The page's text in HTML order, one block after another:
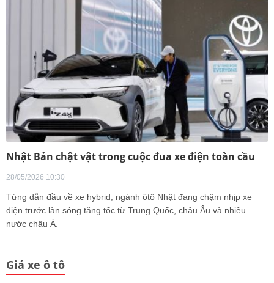
Nhật Bản chật vật trong cuộc đua xe điện toàn cầu
28/05/2026 10:30
Từng dẫn đầu về xe hybrid, ngành ôtô Nhật đang chậm nhịp xe
điện trước làn sóng tăng tốc từ Trung Quốc, châu Âu và nhiều
nước châu Á.
Giá xe ô tô